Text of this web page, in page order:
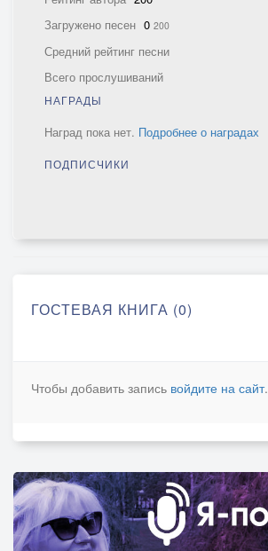
Загружено песен 0 200
Средний рейтинг песни
Всего прослушиваний
НАГРАДЫ
Наград пока нет. Подробнее о наградах
ПОДПИСЧИКИ
ГОСТЕВАЯ КНИГА (0)
Чтобы добавить запись войдите на сайт.